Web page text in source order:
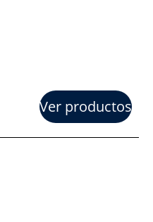
Ver productos